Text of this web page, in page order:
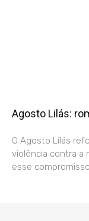
Agosto Lilás:
O Agosto Lilás
violência contra a
esse